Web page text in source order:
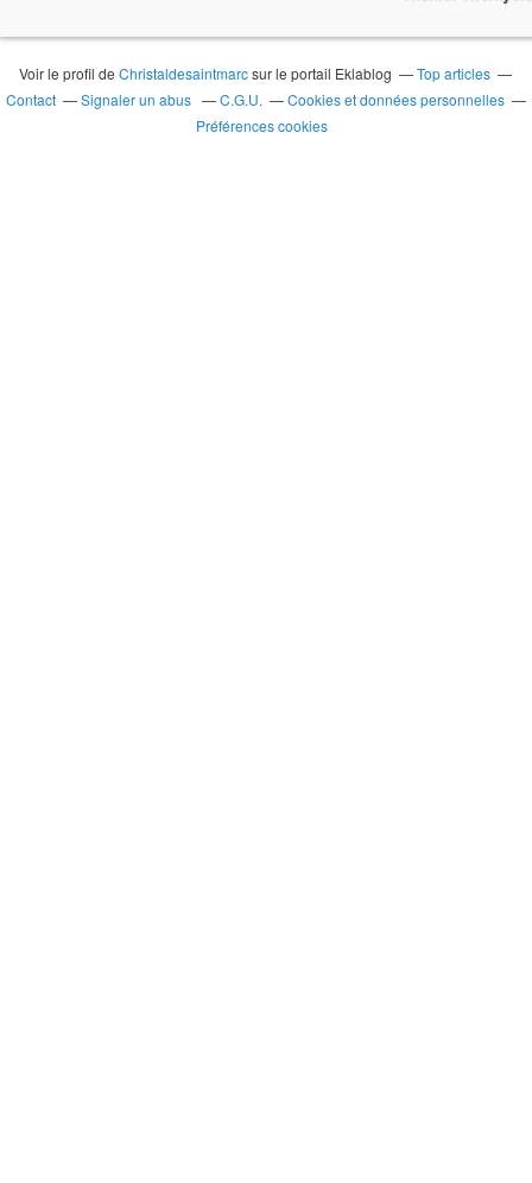
Voir le profil deChristaldesaintmarcsur le portail Eklablog
Top articles
Contact
Signaler un abus C.G.U.
Cookies et données personnelles
Préférences cookies